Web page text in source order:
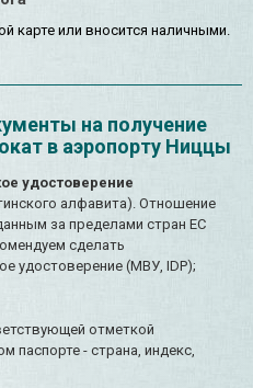
карте или вносится наличными.
на получение
в аэропорту Ниццы
удостоверение
алфавита). Отношение
за пределами стран ЕС
сделать
удостоверение (МВУ, IDP);
отметкой
паспорте - страна, индекс,